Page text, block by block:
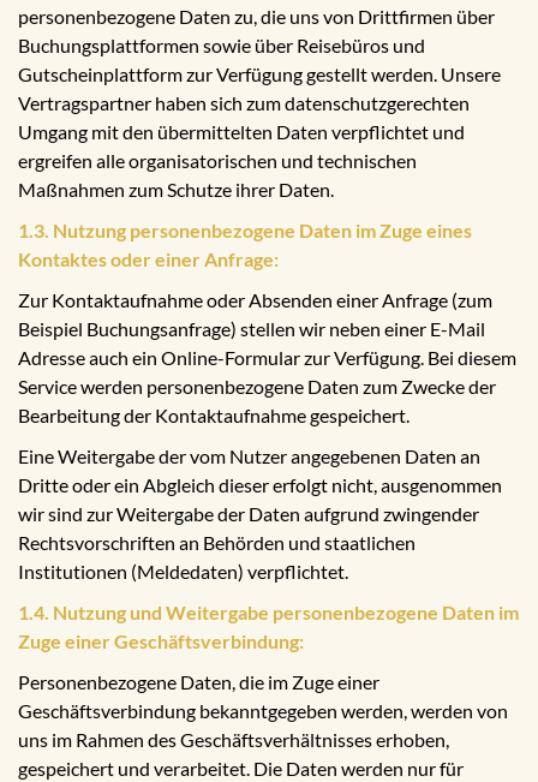
personenbezogene Daten zu, die uns von Drittfirmen über
Buchungsplattformen sowie über Reisebüros und
Gutscheinplattform zur Verfügung gestellt werden. Unsere
Vertragspartner haben sich zum datenschutzgerechten
Umgang mit den übermittelten Daten verpflichtet und
ergreifen alle organisatorischen und technischen
Maßnahmen zum Schutze ihrer Daten.
1.3. Nutzung personenbezogene Daten im Zuge eines
Kontaktes oder einer Anfrage:
Zur Kontaktaufnahme oder Absenden einer Anfrage (zum
Beispiel Buchungsanfrage) stellen wir neben einer E-Mail
Adresse auch ein Online-Formular zur Verfügung. Bei diesem
Service werden personenbezogene Daten zum Zwecke der
Bearbeitung der Kontaktaufnahme gespeichert.
Eine Weitergabe der vom Nutzer angegebenen Daten an
Dritte oder ein Abgleich dieser erfolgt nicht, ausgenommen
wir sind zur Weitergabe der Daten aufgrund zwingender
Rechtsvorschriften an Behörden und staatlichen
Institutionen (Meldedaten) verpflichtet.
1.4. Nutzung und Weitergabe personenbezogene Daten im
Zuge einer Geschäftsverbindung:
Personenbezogene Daten, die im Zuge einer
Geschäftsverbindung bekanntgegeben werden, werden von
uns im Rahmen des Geschäftsverhältnisses erhoben,
gespeichert und verarbeitet. Die Daten werden nur für